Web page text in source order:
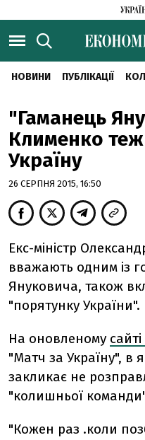
НОВИНИ ПУБЛІКАЦІЇ
"Гаманець
Клименко
Україну
26 СЕРПНЯ 2015, 16:50
Екс-міністр
вважають одним із
Януковича, також
"порятунку України".
На оновленому сайті
"Матч за Україну", в
закликає не
"колишньої
"Кожен раз .коли